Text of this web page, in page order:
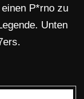
P*rno zu
Unten